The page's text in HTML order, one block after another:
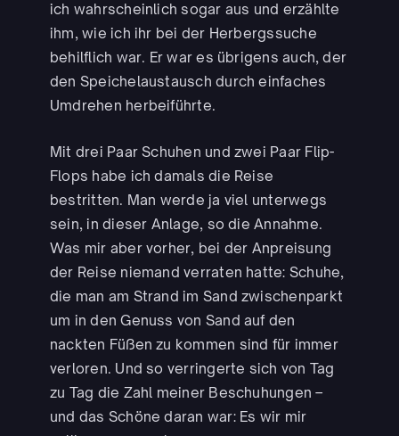
ich wahrscheinlich sogar aus und erzählte
ihm, wie ich ihr bei der Herbergssuche
behilflich war. Er war es übrigens auch, der
den Speichelaustausch durch einfaches
Umdrehen herbeiführte.
Mit drei Paar Schuhen und zwei Paar Flip-
Flops habe ich damals die Reise
bestritten. Man werde ja viel unterwegs
sein, in dieser Anlage, so die Annahme.
Was mir aber vorher, bei der Anpreisung
der Reise niemand verraten hatte: Schuhe,
die man am Strand im Sand zwischenparkt
um in den Genuss von Sand auf den
nackten Füßen zu kommen sind für immer
verloren. Und so verringerte sich von Tag
zu Tag die Zahl meiner Beschuhungen –
und das Schöne daran war: Es wir mir